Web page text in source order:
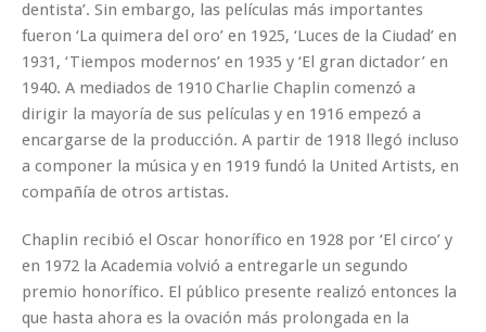
dentista’. Sin embargo, las películas más importantes
fueron ‘La quimera del oro’ en 1925, ‘Luces de la Ciudad’ en
1931, ‘Tiempos modernos’ en 1935 y ‘El gran dictador’ en
1940. A mediados de 1910 Charlie Chaplin comenzó a
dirigir la mayoría de sus películas y en 1916 empezó a
encargarse de la producción. A partir de 1918 llegó incluso
a componer la música y en 1919 fundó la United Artists, en
compañía de otros artistas.
Chaplin recibió el Oscar honorífico en 1928 por ‘El circo’ y
en 1972 la Academia volvió a entregarle un segundo
premio honorífico. El público presente realizó entonces la
que hasta ahora es la ovación más prolongada en la